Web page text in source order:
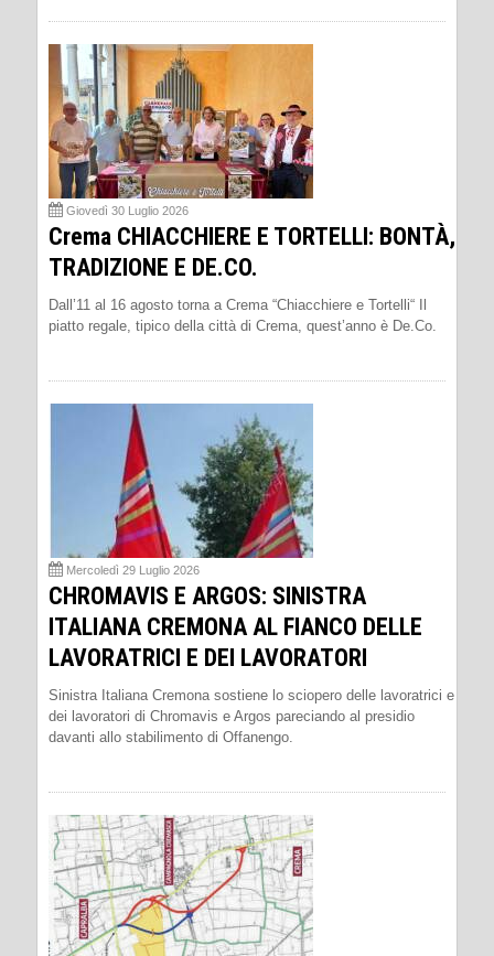
Giovedì 30 Luglio 2026
Crema CHIACCHIERE E TORTELLI: BONTÀ,
TRADIZIONE E DE.CO.
Dall’11 al 16 agosto torna a Crema “Chiacchiere e Tortelli“ Il
piatto regale, tipico della città di Crema, quest’anno è De.Co.
Mercoledì 29 Luglio 2026
CHROMAVIS E ARGOS: SINISTRA
ITALIANA CREMONA AL FIANCO DELLE
LAVORATRICI E DEI LAVORATORI
Sinistra Italiana Cremona sostiene lo sciopero delle lavoratrici e
dei lavoratori di Chromavis e Argos pareciando al presidio
davanti allo stabilimento di Offanengo.